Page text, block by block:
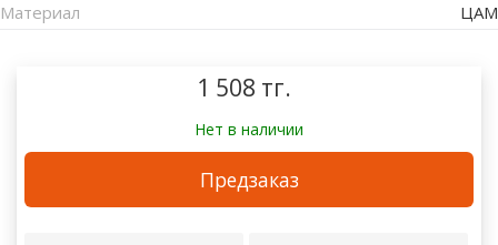
Материал
ЦАМ
1 508 тг.
Нет в наличии
Предзаказ